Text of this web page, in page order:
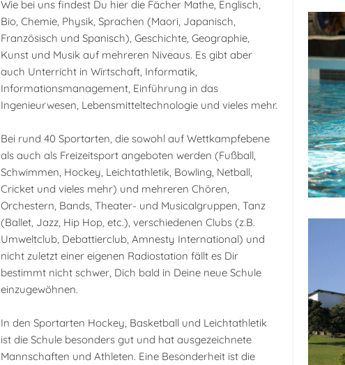
Wie bei uns findest Du hier die Fächer Mathe, Englisch,
Bio, Chemie, Physik, Sprachen (Maori, Japanisch,
Französisch und Spanisch), Geschichte, Geographie,
Kunst und Musik auf mehreren Niveaus. Es gibt aber
auch Unterricht in Wirtschaft, Informatik,
Informationsmanagement, Einführung in das
Ingenieurwesen, Lebensmitteltechnologie und vieles mehr.
Bei rund 40 Sportarten, die sowohl auf Wettkampfebene
als auch als Freizeitsport angeboten werden (Fußball,
Schwimmen, Hockey, Leichtathletik, Bowling, Netball,
Cricket und vieles mehr) und mehreren Chören,
Orchestern, Bands, Theater- und Musicalgruppen, Tanz
(Ballet, Jazz, Hip Hop, etc.), verschiedenen Clubs (z.B.
Umweltclub, Debattierclub, Amnesty International) und
nicht zuletzt einer eigenen Radiostation fällt es Dir
bestimmt nicht schwer, Dich bald in Deine neue Schule
einzugewöhnen.
In den Sportarten Hockey, Basketball und Leichtathletik
ist die Schule besonders gut und hat ausgezeichnete
Mannschaften und Athleten. Eine Besonderheit ist die